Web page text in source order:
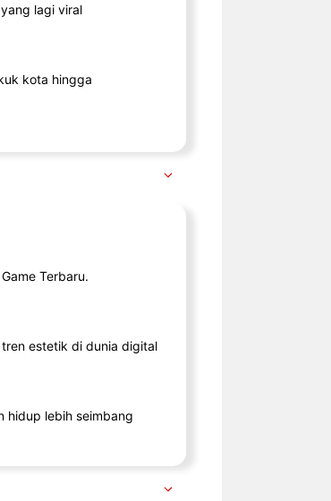
lagi viral
kota hingga
Terbaru.
estetik di dunia digital
hidup lebih seimbang